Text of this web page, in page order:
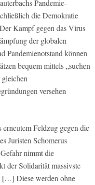
Pandemie-
die Demokratie
Kampf gegen das Virus
der globalen
Pandemienotstand können
bequem mittels „suchen
gleichen
versehen
Feldzug gegen die
Juristen Schomerus
nimmt die
der Solidarität massivste
[…] Diese werden ohne